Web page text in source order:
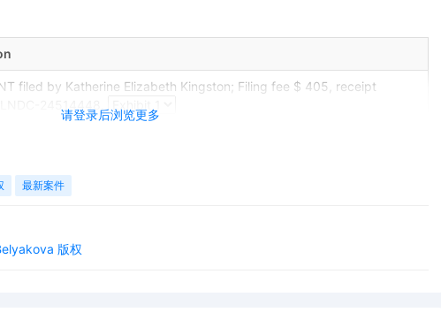
请登录后浏览更多
filed by Katherine Elizabeth Kingston; Filing fee $ 405, receipt
最新案件
版权